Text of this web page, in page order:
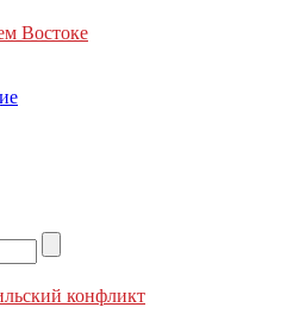
Востоке
конфликт